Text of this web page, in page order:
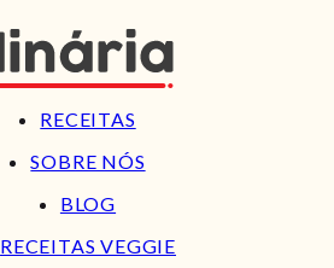
RECEITAS
SOBRE NÓS
BLOG
RECEITAS VEGGIE